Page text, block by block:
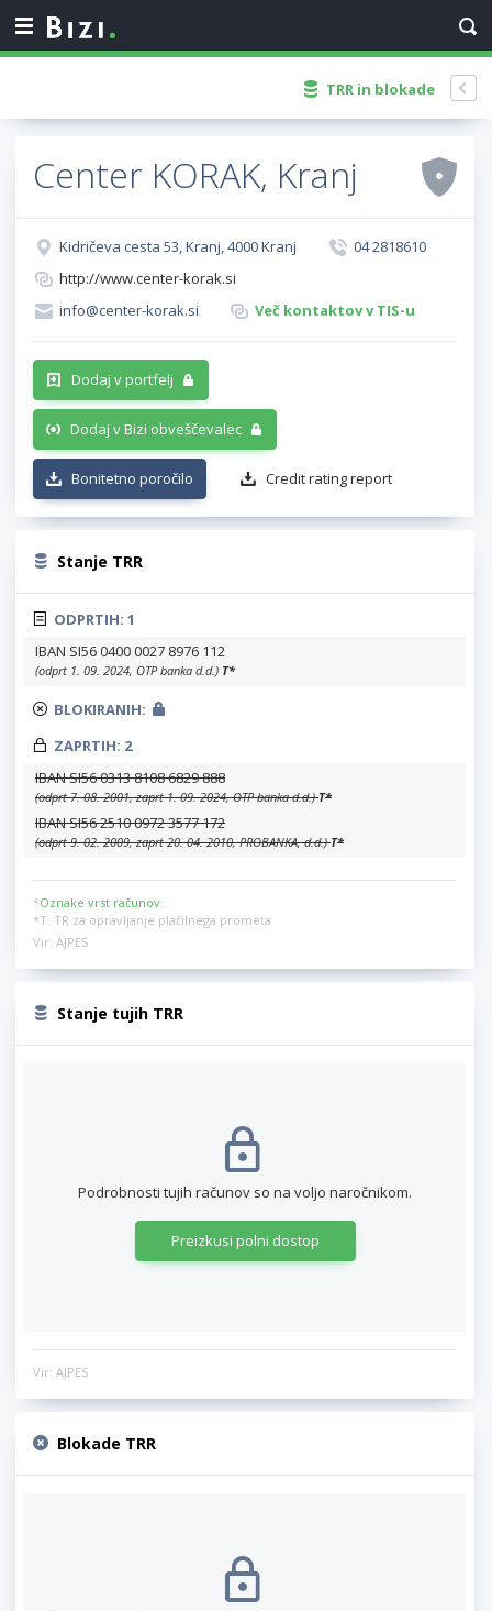
TRR in blokade
Center KORAK, Kranj
Kidričeva cesta 53, Kranj, 4000 Kranj
04 2818610
http://www.center-korak.si
info@center-korak.si
Več kontaktov v TIS-u
Dodaj v portfelj
Dodaj v Bizi obveščevalec
Bonitetno poročilo Credit rating report
Stanje TRR
ODPRTIH: 1
IBAN SI56 0400 0027 8976 112
(odprt 1. 09. 2024, OTP banka d.d.) T*
BLOKIRANIH:
ZAPRTIH: 2
IBAN SI56 0313 8108 6829 888
(odprt 7. 08. 2001, zaprt 1. 09. 2024, OTP banka d.d.)T*
IBAN SI56 2510 0972 3577 172
(odprt 9. 02. 2009, zaprt 20. 04. 2010, PROBANKA, d.d.)T*
*Oznake vrst računov:
*T: TR za opravljanje plačilnega prometa
Vir: AJPES
Stanje tujih TRR
Podrobnosti tujih računov so na voljo naročnikom.
Preizkusi polni dostop
Vir: AJPES
Blokade TRR